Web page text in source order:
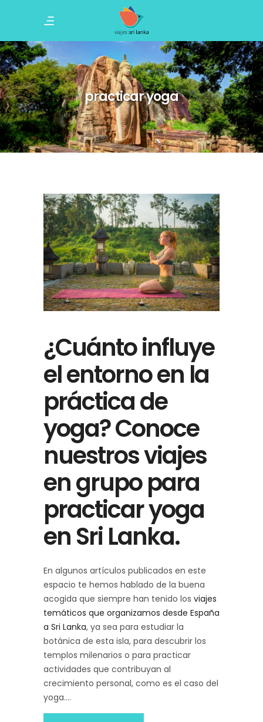
practicar yoga
¿Cuánto influye
el entorno en la
práctica de
yoga? Conoce
nuestros viajes
en grupo para
practicar yoga
en Sri Lanka.
En algunos artículos publicados en este
espacio te hemos hablado de la buena
acogida que siempre han tenido los viajes
temáticos que organizamos desde España
a Sri Lanka, ya sea para estudiar la
botánica de esta isla, para descubrir los
templos milenarios o para practicar
actividades que contribuyan al
crecimiento personal, como es el caso del
yoga.